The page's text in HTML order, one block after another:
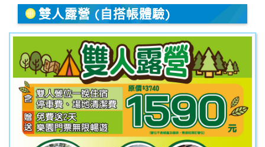
雙人露營 (自搭帳體驗)